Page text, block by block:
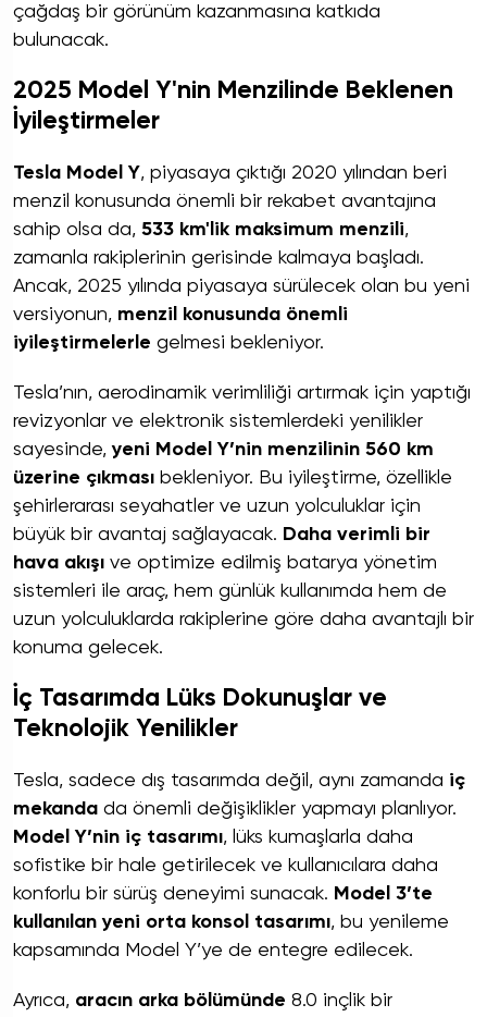
çağdaş bir görünüm kazanmasına katkıda
bulunacak.
2025 Model Y'nin Menzilinde Beklenen
İyileştirmeler
Tesla Model Y, piyasaya çıktığı 2020 yılından beri
menzil konusunda önemli bir rekabet avantajına
sahip olsa da, 533 km'lik maksimum menzili,
zamanla rakiplerinin gerisinde kalmaya başladı.
Ancak, 2025 yılında piyasaya sürülecek olan bu yeni
versiyonun, menzil konusunda önemli
iyileştirmelerle gelmesi bekleniyor.
Tesla’nın, aerodinamik verimliliği artırmak için yaptığı
revizyonlar ve elektronik sistemlerdeki yenilikler
sayesinde,yeni Model Y’nin menzilinin 560 km
üzerine çıkması bekleniyor. Bu iyileştirme, özellikle
şehirlerarası seyahatler ve uzun yolculuklar için
büyük bir avantaj sağlayacak. Daha verimli bir
hava akışı ve optimize edilmiş batarya yönetim
sistemleri ile araç, hem günlük kullanımda hem de
uzun yolculuklarda rakiplerine göre daha avantajlı bir
konuma gelecek.
İç Tasarımda Lüks Dokunuşlar ve
Teknolojik Yenilikler
Tesla, sadece dış tasarımda değil, aynı zamanda iç
mekanda da önemli değişiklikler yapmayı planlıyor.
Model Y’nin iç tasarımı, lüks kumaşlarla daha
sofistike bir hale getirilecek ve kullanıcılara daha
konforlu bir sürüş deneyimi sunacak. Model 3’te
kullanılan yeni orta konsol tasarımı, bu yenileme
kapsamında Model Y’ye de entegre edilecek.
Ayrıca, aracın arka bölümünde 8.0 inçlik bir